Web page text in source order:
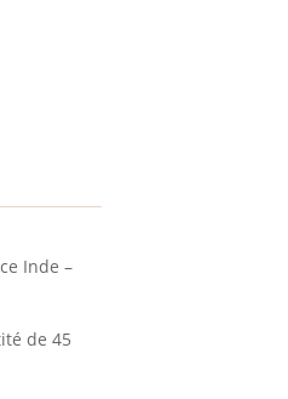
Inde –
de 45